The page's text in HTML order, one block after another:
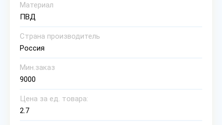
Материал
ПВД
Страна производитель
Россия
Мин.заказ
9000
Цена за ед. товара:
2.7